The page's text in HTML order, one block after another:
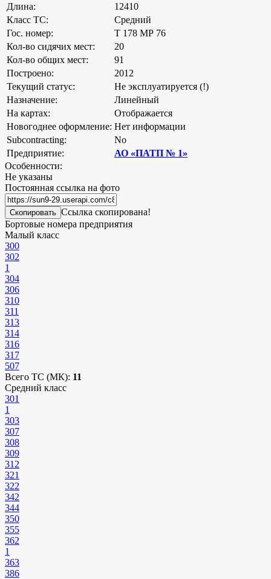
Длина:
12410
Класс ТС:
Средний
Гос. номер:
Т 178 МР 76
Кол-во сидячих мест:
20
Кол-во общих мест:
91
Построено:
2012
Текущий статус:
Не эксплуатируется (!)
Назначение:
Линейный
На картах:
Отображается
Новогоднее оформление: Нет информации
Subcontracting:
No
Предприятие:
АО «ПАТП № 1»
Особенности:
Не указаны
Постоянная ссылка на фото
Скопировать Ссылка скопирована!
Бортовые номера предприятия
Малый класс
300
302
1
304
306
310
311
313
314
316
317
507
Всего ТС (МК): 11
Средний класс
301
1
303
307
308
309
312
321
322
342
344
350
355
362
1
363
386